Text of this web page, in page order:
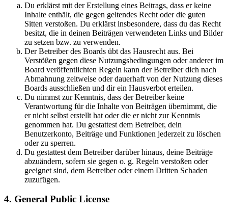
Du erklärst mit der Erstellung eines Beitrags, dass er keine
Inhalte enthält, die gegen geltendes Recht oder die guten
Sitten verstoßen. Du erklärst insbesondere, dass du das Recht
besitzt, die in deinen Beiträgen verwendeten Links und Bilder
zu setzen bzw. zu verwenden.
Der Betreiber des Boards übt das Hausrecht aus. Bei
Verstößen gegen diese Nutzungsbedingungen oder anderer im
Board veröffentlichten Regeln kann der Betreiber dich nach
Abmahnung zeitweise oder dauerhaft von der Nutzung dieses
Boards ausschließen und dir ein Hausverbot erteilen.
Du nimmst zur Kenntnis, dass der Betreiber keine
Verantwortung für die Inhalte von Beiträgen übernimmt, die
er nicht selbst erstellt hat oder die er nicht zur Kenntnis
genommen hat. Du gestattest dem Betreiber, dein
Benutzerkonto, Beiträge und Funktionen jederzeit zu löschen
oder zu sperren.
Du gestattest dem Betreiber darüber hinaus, deine Beiträge
abzuändern, sofern sie gegen o. g. Regeln verstoßen oder
geeignet sind, dem Betreiber oder einem Dritten Schaden
zuzufügen.
4. General Public License